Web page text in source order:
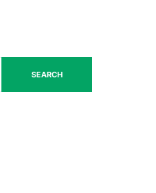
SEARCH